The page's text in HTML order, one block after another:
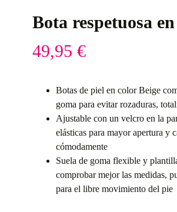
Bota respetuosa
49,95 €
Botas de piel en color Beige
goma para evitar rozaduras,
Ajustable con un velcro en la
elásticas para mayor apertura y
cómodamente
Suela de goma flexible y
comprobar mejor las medidas,
para el libre movimiento del pie